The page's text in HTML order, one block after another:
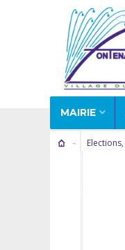
MAIRIE
Elections,